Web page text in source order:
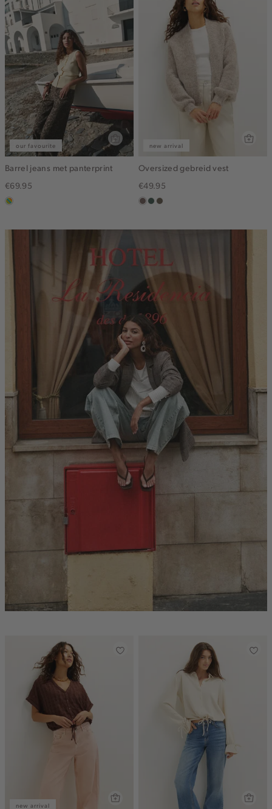
our favourite
Barrel jeans met panterprint
€69.95
meerkleurig
new arrival
Oversized gebreid vest
€49.95
taupe
groen,
bruin
new arrival